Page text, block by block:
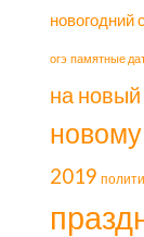
новогодний
огэ памятные
на новый
новому
2019